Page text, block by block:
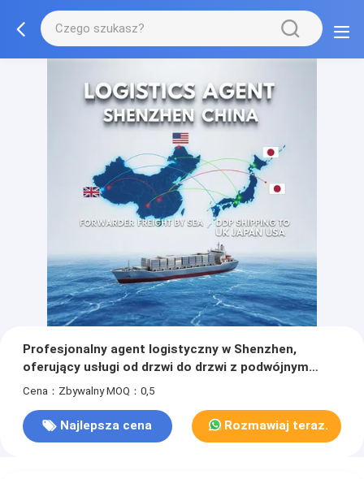
Profesjonalny agent logistyczny w Shenzhen,
oferujący usługi od drzwi do drzwi z podwójnym
odprawianiem i wysyłką DDP z podatkiem
Cena：Zbywalny MOQ：0,5
Najlepsza cena Rozmawiaj teraz.